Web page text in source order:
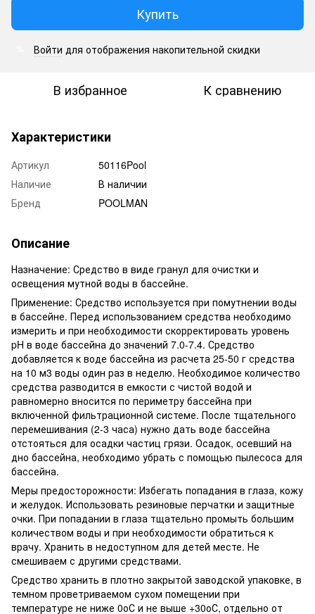
Купить
Войти для отображения накопительной скидки
В избранное К сравнению
Характеристики
Артикул
50116Pool
Наличие
В наличии
Бренд
POOLMAN
Описание
Назначение: Средство в виде гранул для очистки и
освещения мутной воды в бассейне.
Применение: Средство используется при помутнении воды
в бассейне. Перед использованием средства необходимо
измерить и при необходимости скорректировать уровень
pH в воде бассейна до значений 7.0-7.4. Средство
добавляется к воде бассейна из расчета 25-50 г средства
на 10 м3 воды один раз в неделю. Необходимое количество
средства разводится в емкости с чистой водой и
равномерно вносится по периметру бассейна при
включенной фильтрационной системе. После тщательного
перемешивания (2-3 часа) нужно дать воде бассейна
отстояться для осадки частиц грязи. Осадок, осевший на
дно бассейна, необходимо убрать с помощью пылесоса для
бассейна.
Меры предосторожности: Избегать попадания в глаза, кожу
и желудок. Использовать резиновые перчатки и защитные
очки. При попадании в глаза тщательно промыть большим
количеством воды и при необходимости обратиться к
врачу. Хранить в недоступном для детей месте. Не
смешиваем с другими средствами.
Средство хранить в плотно закрытой заводской упаковке, в
темном проветриваемом сухом помещении при
температуре не ниже 0оС и не выше +30оС, отдельно от